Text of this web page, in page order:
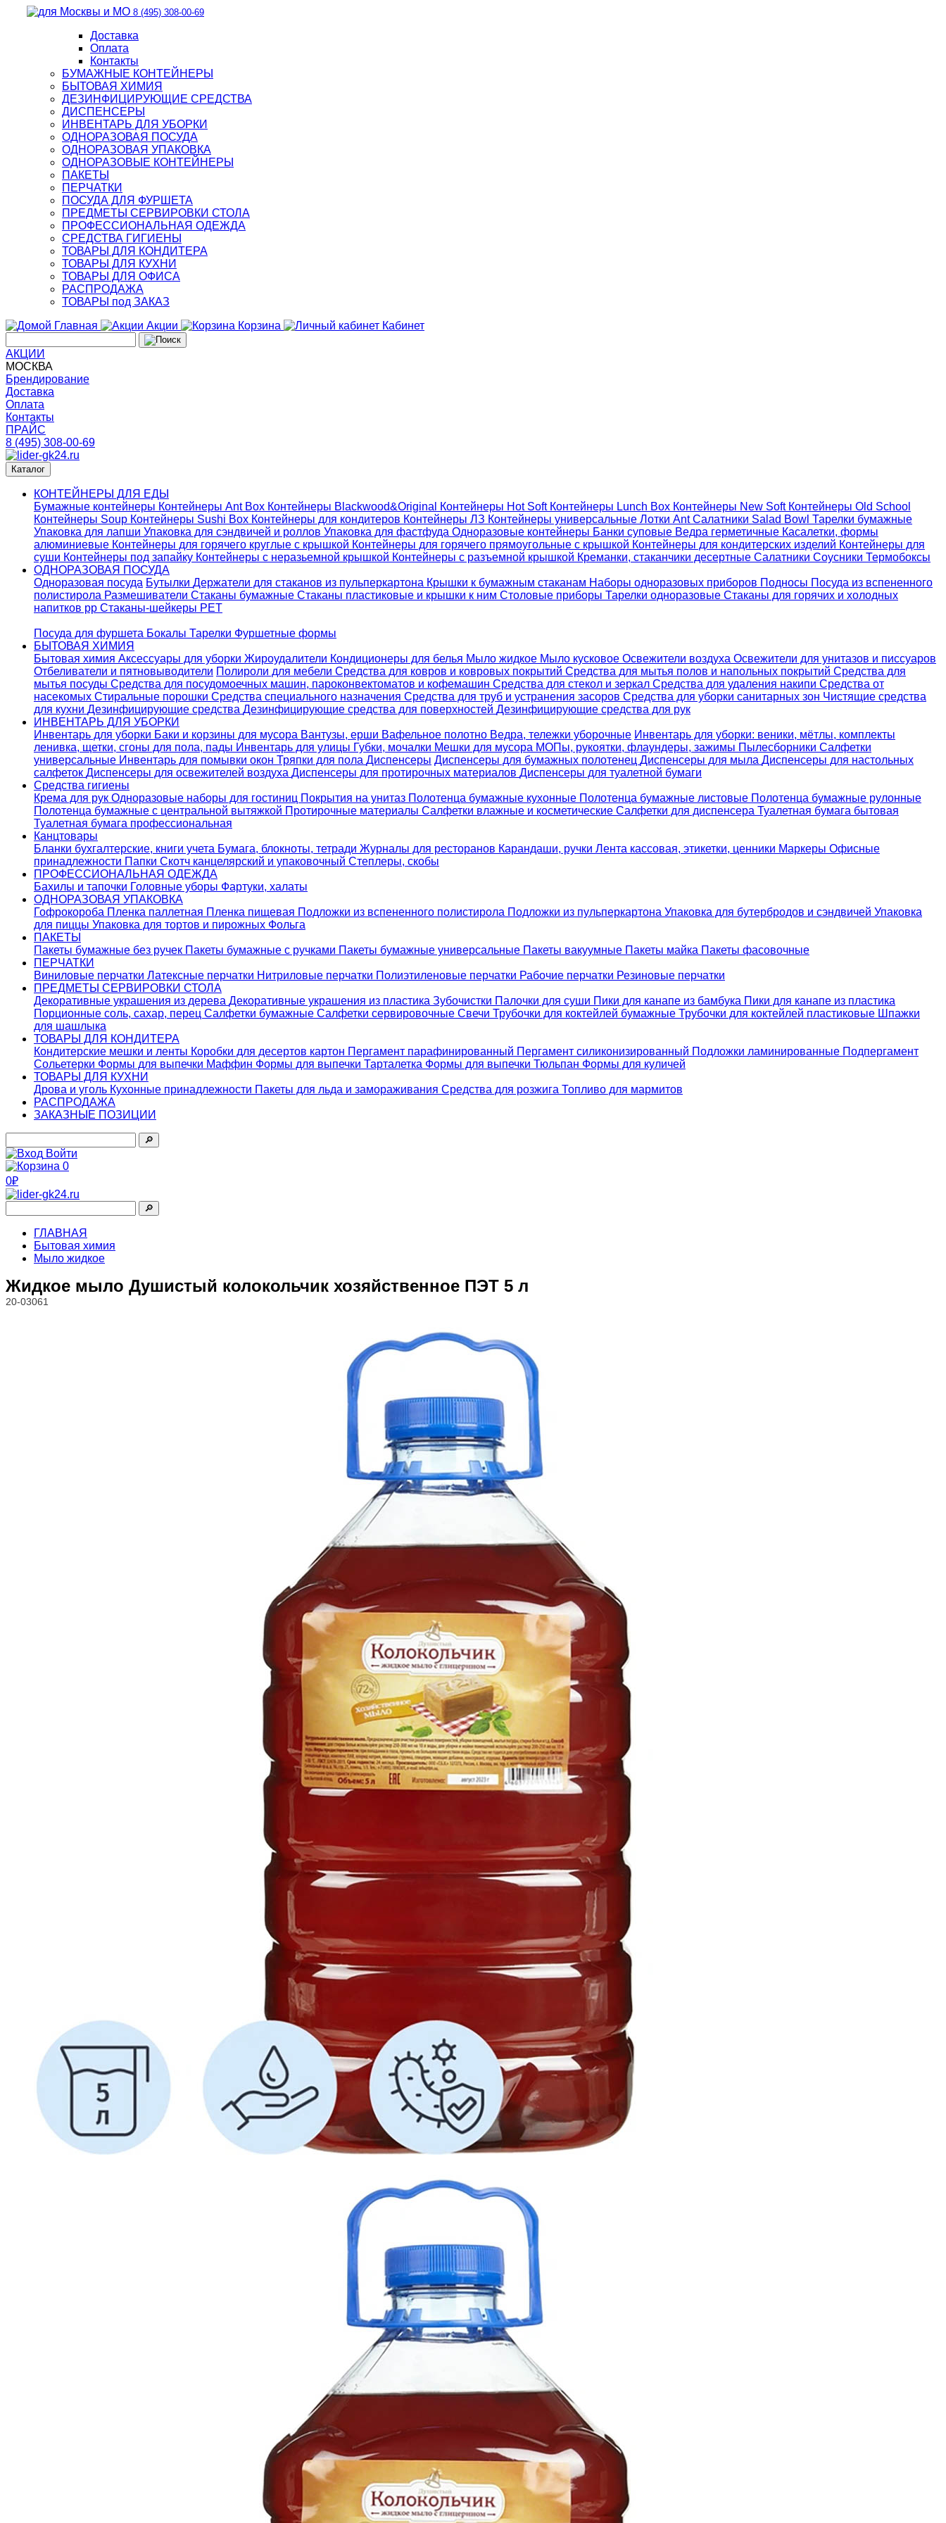
8 (495) 308-00-69
Доставка
Оплата
Контакты
БУМАЖНЫЕ КОНТЕЙНЕРЫ
БЫТОВАЯ ХИМИЯ
ДЕЗИНФИЦИРУЮЩИЕ СРЕДСТВА
ДИСПЕНСЕРЫ
ИНВЕНТАРЬ ДЛЯ УБОРКИ
ОДНОРАЗОВАЯ ПОСУДА
ОДНОРАЗОВАЯ УПАКОВКА
ОДНОРАЗОВЫЕ КОНТЕЙНЕРЫ
ПАКЕТЫ
ПЕРЧАТКИ
ПОСУДА ДЛЯ ФУРШЕТА
ПРЕДМЕТЫ СЕРВИРОВКИ СТОЛА
ПРОФЕССИОНАЛЬНАЯ ОДЕЖДА
СРЕДСТВА ГИГИЕНЫ
ТОВАРЫ ДЛЯ КОНДИТЕРА
ТОВАРЫ ДЛЯ КУХНИ
ТОВАРЫ ДЛЯ ОФИСА
РАСПРОДАЖА
ТОВАРЫ под ЗАКАЗ
Главная
Акции Корзина Кабинет
АКЦИИ
МОСКВА
Брендирование
Доставка
Оплата
Контакты
ПРАЙС
8 (495) 308-00-69
Каталог
КОНТЕЙНЕРЫ ДЛЯ ЕДЫ
Бумажные контейнеры Контейнеры Ant Box Контейнеры Blackwood&Original Контейнеры Hot Soft Контейнеры Lunch Box Контейнеры New Soft Контейнеры Old School
Контейнеры Soup Контейнеры Sushi Box Контейнеры для кондитеров Контейнеры ЛЗ Контейнеры универсальные Лотки AntСалатники Salad Bowl Тарелки бумажные
Упаковка для лапши Упаковка для сэндвичей и роллов Упаковка для фастфуда Одноразовые контейнеры Банки суповые Ведра герметичные Касалетки, формы
алюминиевые Контейнеры для горячего круглые с крышкой Контейнеры для горячего прямоугольные с крышкой Контейнеры для кондитерских изделий Контейнеры для
суши Контейнеры под запайку Контейнеры с неразьемной крышкой Контейнеры с разъемной крышкой Креманки, стаканчики десертные Салатники Соусники Термобоксы
ОДНОРАЗОВАЯ ПОСУДА
Одноразовая посуда Бутылки Держатели для стаканов из пульперкартона Крышки к бумажным стаканам Наборы одноразовых приборов Подносы Посуда из вспененного
полистирола Размешиватели Стаканы бумажные Стаканы пластиковые и крышки к ним Столовые приборы Тарелки одноразовые Стаканы для горячих и холодных
напитков pp Стаканы-шейкеры PET
Посуда для фуршета Бокалы Тарелки Фуршетные формы
БЫТОВАЯ ХИМИЯ
Бытовая химия Аксессуары для уборки Жироудалители Кондиционеры для белья Мыло жидкое Мыло кусковое Освежители воздуха Освежители для унитазов и писсуаров
Отбеливатели и пятновыводители Полироли для мебели Средства для ковров и ковровых покрытий Средства для мытья полов и напольных покрытий Средства для
мытья посуды Средства для посудомоечных машин, пароконвектоматов и кофемашин Средства для стекол и зеркал Средства для удаления накипи Средства от
насекомых Стиральные порошки Cредства специального назначения Средства для труб и устранения засоров Средства для уборки санитарных зон Чистящие средства
для кухни Дезинфицирующие средства Дезинфицирующие средства для поверхностей Дезинфицирующие средства для рук
ИНВЕНТАРЬ ДЛЯ УБОРКИ
Инвентарь для уборки Баки и корзины для мусора Вантузы, ерши Вафельное полотно Ведра, тележки уборочные Инвентарь для уборки: веники, мётлы, комплекты
ленивка, щетки, сгоны для пола, пады Инвентарь для улицы Губки, мочалки Мешки для мусора МОПы, рукоятки, флаундеры, зажимы Пылесборники Салфетки
универсальные Инвентарь для помывки окон Тряпки для пола Диспенсеры Диспенсеры для бумажных полотенец Диспенсеры для мыла Диспенсеры для настольных
салфеток Диспенсеры для освежителей воздуха Диспенсеры для протирочных материалов Диспенсеры для туалетной бумаги
Средства гигиены
Крема для рук Одноразовые наборы для гостиниц Покрытия на унитаз Полотенца бумажные кухонные Полотенца бумажные листовые Полотенца бумажные рулонные
Полотенца бумажные с центральной вытяжкой Протирочные материалы Салфетки влажные и косметические Салфетки для диспенсера Туалетная бумага бытовая
Туалетная бумага профессиональная
Канцтовары
Бланки бухгалтерские, книги учета Бумага, блокноты, тетради Журналы для ресторанов Карандаши, ручки Лента кассовая, этикетки, ценники Маркеры Офисные
принадлежности Папки Скотч канцелярский и упаковочный Степлеры, скобы
ПРОФЕССИОНАЛЬНАЯ ОДЕЖДА
Бахилы и тапочки Головные уборы Фартуки, халаты
ОДНОРАЗОВАЯ УПАКОВКА
Гофрокороба Пленка паллетная Пленка пищевая Подложки из вспененного полистирола Подложки из пульперкартона Упаковка для бутербродов и сэндвичей Упаковка
для пиццы Упаковка для тортов и пирожных Фольга
ПАКЕТЫ
Пакеты бумажные без ручек Пакеты бумажные с ручками Пакеты бумажные универсальные Пакеты вакуумные Пакеты майка Пакеты фасовочные
ПЕРЧАТКИ
Виниловые перчатки Латексные перчатки Нитриловые перчатки Полиэтиленовые перчатки Рабочие перчатки Резиновые перчатки
ПРЕДМЕТЫ СЕРВИРОВКИ СТОЛА
Декоративные украшения из дерева Декоративные украшения из пластика Зубочистки Палочки для суши Пики для канапе из бамбука Пики для канапе из пластика
Порционные соль, сахар, перец Салфетки бумажные Салфетки сервировочные Свечи Трубочки для коктейлей бумажные Трубочки для коктейлей пластиковые Шпажки
для шашлыка
ТОВАРЫ ДЛЯ КОНДИТЕРА
Кондитерские мешки и ленты Коробки для десертов картон Пергамент парафинированный Пергамент силиконизированный Подложки ламинированные Подпергамент
Сольетерки Формы для выпечки Маффин Формы для выпечки Тарталетка Формы для выпечки Тюльпан Формы для куличей
ТОВАРЫ ДЛЯ КУХНИ
Дрова и уголь Кухонные принадлежности Пакеты для льда и замораживания Средства для розжига Топливо для мармитов
РАСПРОДАЖА
ЗАКАЗНЫЕ ПОЗИЦИИ
🔎︎
Войти
0
0₽
🔎︎
ГЛАВНАЯ
Бытовая химия
Мыло жидкое
Жидкое мыло Душистый колокольчик хозяйственное ПЭТ 5 л
20-03061